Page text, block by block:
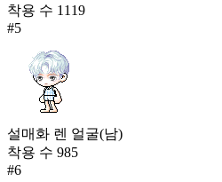
착용 수 1119
#5
설매화 렌 얼굴(남)
착용 수 985
#6